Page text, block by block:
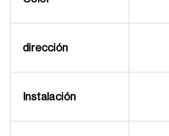
dirección
Instalación